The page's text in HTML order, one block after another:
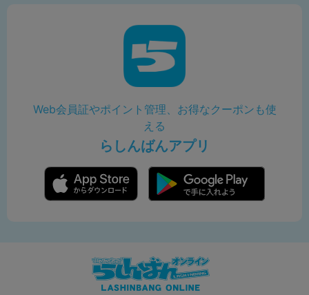
Web会員証やポイント管理、お得なクーポンも使
える
らしんばんアプリ